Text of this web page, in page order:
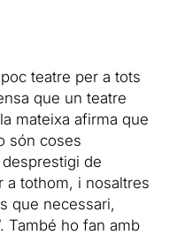
teatre per a tots
que un teatre
mateixa afirma que
són coses
de
a tothom, i nosaltres
que necessari,
També ho fan amb